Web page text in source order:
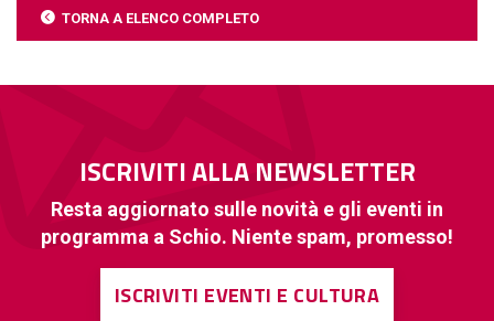
TORNA A ELENCO COMPLETO
ISCRIVITI ALLA NEWSLETTER
Resta aggiornato sulle novità e gli eventi in
programma a Schio. Niente spam, promesso!
ISCRIVITI EVENTI E CULTURA